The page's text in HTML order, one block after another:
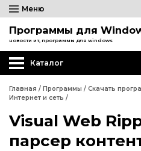
Меню
Программы для
новости ит, программы для windows
Каталог
Главная / Программы / Скачать
Интернет и сеть /
Visual Web
парсер